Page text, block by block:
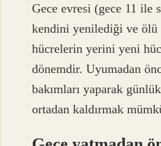
Gece evresi (gece 11 ile
kendini yenilediği ve ölü
hücrelerin yerini yeni
dönemdir. Uyumadan
bakımları yaparak
ortadan kaldırmak